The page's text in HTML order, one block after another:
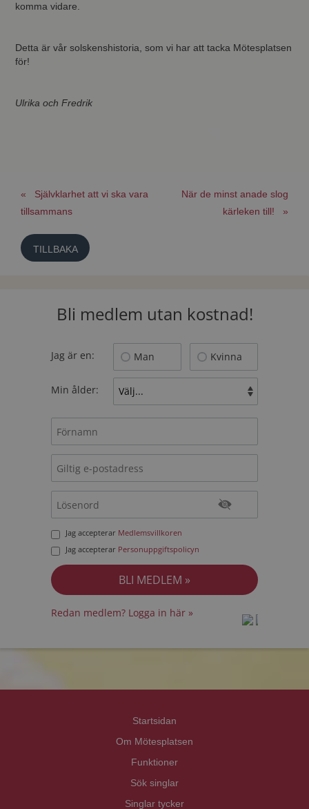
komma vidare.
Detta är vår solskenshistoria, som vi har att tacka Mötesplatsen
för!
Ulrika och Fredrik
« Självklarhet att vi ska vara
tillsammans
När de minst anade slog
kärleken till! »
TILLBAKA
Bli medlem utan kostnad!
Jag är en: Man Kvinna
Min ålder:
Jag accepterar Medlemsvillkoren
Jag accepterar Personuppgiftspolicyn
Redan medlem? Logga in här »
Startsidan
Om Mötesplatsen
Funktioner
Sök singlar
Singlar tycker